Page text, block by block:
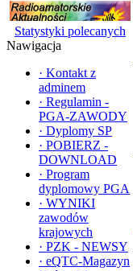
Statystyki polecanych
Nawigacja
· Kontakt z
adminem
· Regulamin -
PGA-ZAWODY
· Dyplomy SP
· POBIERZ -
DOWNLOAD
· Program
dyplomowy PGA
· WYNIKI
zawodów
krajowych
· PZK - NEWSY
· eQTC-Magazyn